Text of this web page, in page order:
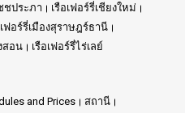
ชประภา
เรือเฟอร์รี่เชียงใหม่
เฟอร์รี่เมืองสุราษฎร์ธานี
สอน เรือเฟอร์รี่ไร่เลย์
and Prices
สถานี